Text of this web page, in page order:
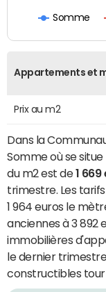
Somme
Appartements et
Prix au m2
Dans la
Somme où se
du m2 est de1 669
trimestre. Les
1 964 euros le
anciennes à 3 892
immobilières
le dernier
constructibles